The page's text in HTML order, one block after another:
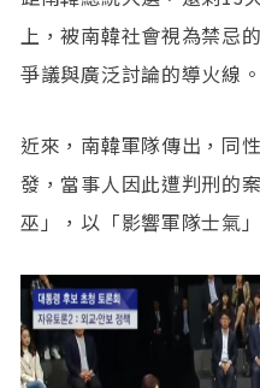
上，被南韓社會視為禁忌
爭議與廣泛討論的導火線。
近來，南韓軍隊傳出，同
發，當事人因此遭判刑的
巫」，以「影響軍隊士氣